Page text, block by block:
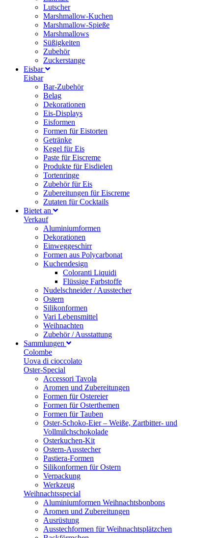
Lutscher
Marshmallow-Kuchen
Marshmallow-Spieße
Marshmallows
Süßigkeiten
Zubehör
Zuckerstange
Eisbar
Eisbar
Bar-Zubehör
Belag
Dekorationen
Eis-Displays
Eisformen
Formen für Eistorten
Getränke
Kegel für Eis
Paste für Eiscreme
Produkte für Eisdielen
Tortenringe
Zubehör für Eis
Zubereitungen für Eiscreme
Zutaten für Cocktails
Bietet an
Verkauf
Aluminiumformen
Dekorationen
Einweggeschirr
Formen aus Polycarbonat
Kuchendesign
Coloranti Liquidi
Flüssige Farbstoffe
Nudelschneider / Ausstecher
Ostern
Silikonformen
Vari Lebensmittel
Weihnachten
Zubehör / Ausstattung
Sammlungen
Colombe
Uova di cioccolato
Oster-Special
Accessori Tavola
Aromen und Zubereitungen
Formen für Ostereier
Formen für Osterthemen
Formen für Tauben
Oster-Schoko-Eier – Weiße, Zartbitter- und
Vollmilchschokolade
Osterkuchen-Kit
Ostern-Ausstecher
Pastiera-Formen
Silikonformen für Ostern
Verpackung
Werkzeug
Weihnachtsspecial
Aluminiumformen Weihnachtsbonbons
Aromen und Zubereitungen
Ausrüstung
Ausstechformen für Weihnachtsplätzchen